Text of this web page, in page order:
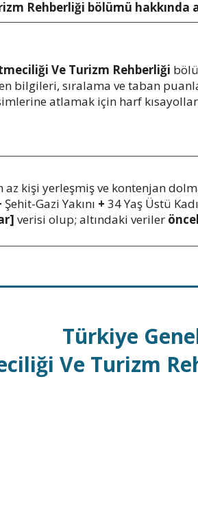
Rehberliği bölümü hakkında
Ve Turizm Rehberliği
bilgileri, sıralama ve taban
atlamak için harf
kişi yerleşmiş ve kontenjan
Şehit-Gazi Yakını + 34 Yaş Üstü
verisi olup; altındaki veriler
Türkiye
Ve Turizm